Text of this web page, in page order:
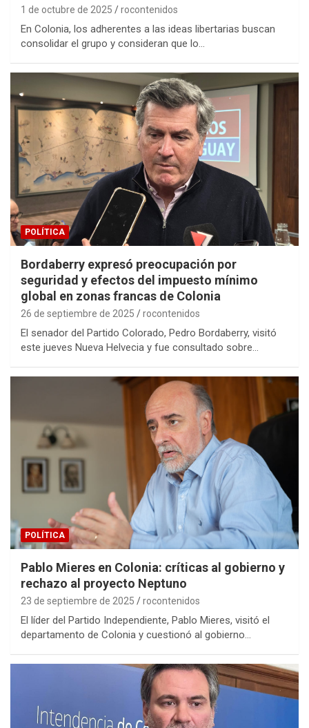
1 de octubre de 2025 rocontenidos
En Colonia, los adherentes a las ideas libertarias buscan
consolidar el grupo y consideran que lo…
POLÍTICA
Bordaberry expresó preocupación por
seguridad y efectos del impuesto mínimo
global en zonas francas de Colonia
26 de septiembre de 2025 rocontenidos
El senador del Partido Colorado, Pedro Bordaberry, visitó
este jueves Nueva Helvecia y fue consultado sobre…
POLÍTICA
Pablo Mieres en Colonia: críticas al gobierno y
rechazo al proyecto Neptuno
23 de septiembre de 2025 rocontenidos
El líder del Partido Independiente, Pablo Mieres, visitó el
departamento de Colonia y cuestionó al gobierno…